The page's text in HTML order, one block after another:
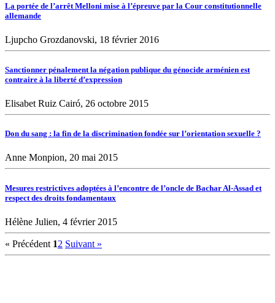
La portée de l’arrêt Melloni mise à l’épreuve par la Cour constitutionnelle
allemande
Ljupcho Grozdanovski, 18 février 2016
Sanctionner pénalement la négation publique du génocide arménien est
contraire à la liberté d’expression
Elisabet Ruiz Cairó, 26 octobre 2015
Don du sang : la fin de la discrimination fondée sur l’orientation sexuelle ?
Anne Monpion, 20 mai 2015
Mesures restrictives adoptées à l’encontre de l’oncle de Bachar Al-Assad et
respect des droits fondamentaux
Hélène Julien, 4 février 2015
« Précédent 12 Suivant »